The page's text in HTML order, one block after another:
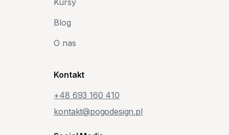
Blog
O nas
Kontakt
+48‭ 693 160 410‬
kontakt@pogodesign.pl